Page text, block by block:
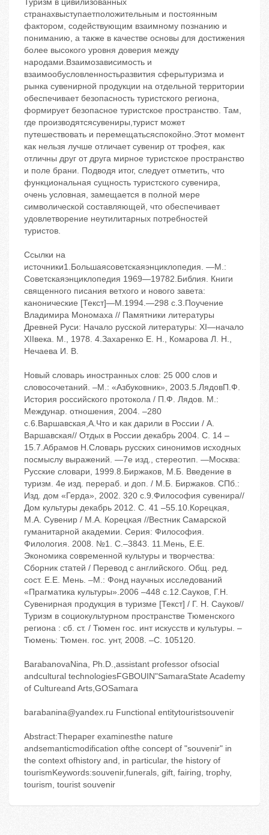
Туризм в цивилизованных
странахвыступаетположительным и постоянным
фактором, содействующим взаимному познанию и
пониманию, а также в качестве основы для достижения
более высокого уровня доверия между
народами.Взаимозависимость и
взаимообусловленностьразвития сферытуризма и
рынка сувенирной продукции на отдельной территории
обеспечивает безопасность туристского региона,
формирует безопасное туристское пространство. Там,
где производятсясувениры,турист может
путешествовать и перемещатьсяспокойно.Этот момент
как нельзя лучше отличает сувенир от трофея, как
отличны друг от друга мирное туристское пространство
и поле брани. Подводя итог, следует отметить, что
функциональная сущность туристского сувенира,
очень условная, замещается в полной мере
символической составляющей, что обеспечивает
удовлетворение неутилитарных потребностей
туристов.
Ссылки на
источники1.Большаясоветскаяэнциклопедия. —М.:
Советскаяэнциклопедия 1969—19782.Библия. Книги
священного писания ветхого и нового завета:
канонические [Текст]—М.1994.—298 c.3.Поучение
Владимира Мономаха // Памятники литературы
Древней Руси: Начало русской литературы: XI—начало
XIIвека. М., 1978. 4.Захаренко Е. Н., Комарова Л. Н.,
Нечаева И. В.
Новый словарь иностранных слов: 25 000 слов и
словосочетаний. –М.: «Азбуковник», 2003.5.ЛядовП.Ф.
История российского протокола / П.Ф. Лядов. М.:
Междунар. отношения, 2004. –280
с.6.Варшавская,А.Что и как дарили в России / А.
Варшавская// Отдых в России декабрь 2004. С. 14 –
15.7.Абрамов Н.Словарь русских синонимов исходных
посмыслу выражений. —7е изд., стереотип. —Москва:
Русские словари, 1999.8.Биржаков, М.Б. Введение в
туризм. 4е изд. перераб. и доп. / М.Б. Биржаков. СПб.:
Изд. дом «Герда», 2002. 320 с.9.Философия сувенира//
Дом культуры декабрь 2012. С. 41 –55.10.Корецкая,
М.А. Сувенир / М.А. Корецкая //Вестник Самарской
гуманитарной академии. Серия: Философия.
Филология. 2008. №1. С.–3843. 11.Мень, Е.Е.
Экономика современной культуры и творчества:
Сборник статей / Перевод с английского. Общ. ред.
сост. Е.Е. Мень. –М.: Фонд научных исследований
«Прагматика культуры».2006 –448 с.12.Сауков, Г.Н.
Сувенирная продукция в туризме [Текст] / Г. Н. Сауков//
Туризм в социокультурном пространстве Тюменского
региона : сб. ст. / Тюмен гос. инт искусств и культуры. –
Тюмень: Тюмен. гос. унт, 2008. –С. 105120.
BarabanovaNina, Ph.D.,assistant professor ofsocial
andcultural technologiesFGBOUIN"SamaraState Academy
of Cultureand Arts,GOSamara
barabanina@yandex.ru Functional entitytouristsouvenir
Abstract:Thepaper examinesthe nature
andsemanticmodification ofthe concept of "souvenir" in
the context ofhistory and, in particular, the history of
tourismKeywords:souvenir,funerals, gift, fairing, trophy,
tourism, tourist souvenir